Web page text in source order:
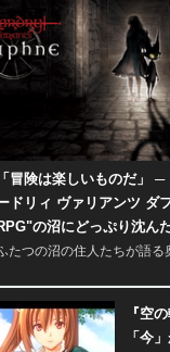
「冒険は楽しいものだ」
ドリィ ヴァリアンツ ダ
の沼にどっぷり沈ん
たつの沼の住人たちが語る
『空
「今